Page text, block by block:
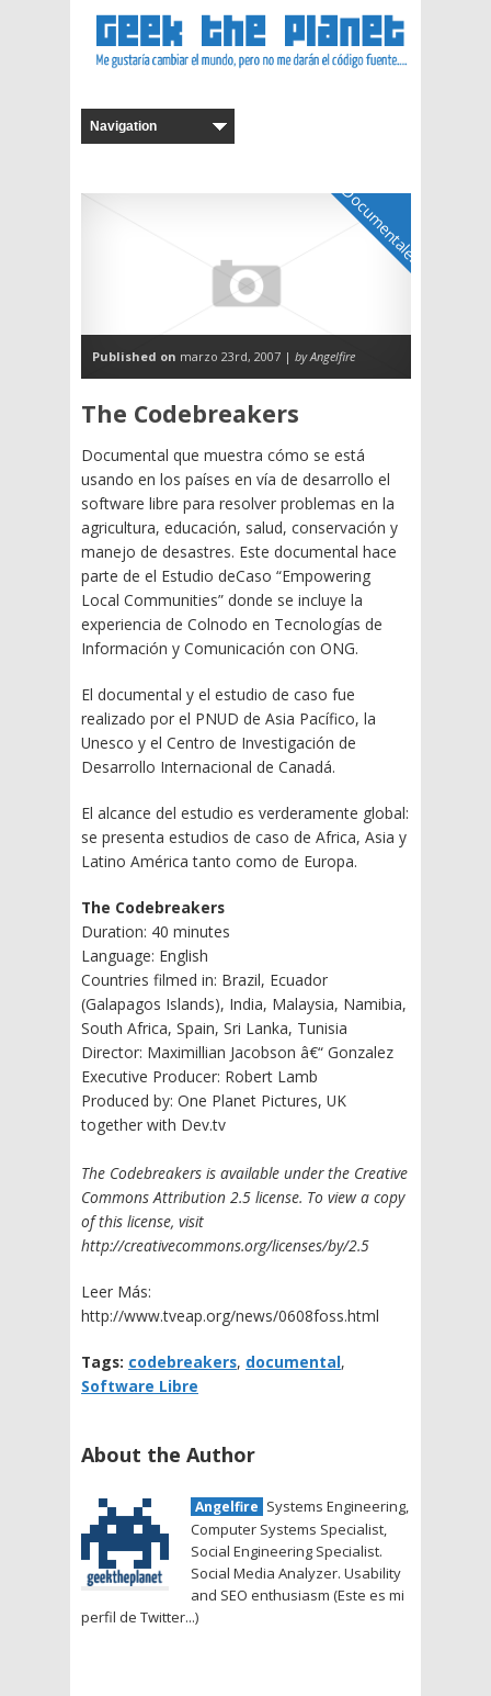
Documentales
Published on marzo 23rd, 2007 | by Angelfire
The Codebreakers
Documental que muestra cómo se está
usando en los paí­ses en ví­a de desarrollo el
software libre para resolver problemas en la
agricultura, educación, salud, conservación y
manejo de desastres. Este documental hace
parte de el Estudio deCaso “Empowering
Local Communities” donde se incluye la
experiencia de Colnodo en Tecnologí­as de
Información y Comunicación con ONG.
El documental y el estudio de caso fue
realizado por el PNUD de Asia Pací­fico, la
Unesco y el Centro de Investigación de
Desarrollo Internacional de Canadá.
El alcance del estudio es verderamente global:
se presenta estudios de caso de Africa, Asia y
Latino América tanto como de Europa.
The Codebreakers
Duration: 40 minutes
Language: English
Countries filmed in: Brazil, Ecuador
(Galapagos Islands), India, Malaysia, Namibia,
South Africa, Spain, Sri Lanka, Tunisia
Director: Maximillian Jacobson â€“ Gonzalez
Executive Producer: Robert Lamb
Produced by: One Planet Pictures, UK
together with Dev.tv
The Codebreakers is available under the Creative
Commons Attribution 2.5 license. To view a copy
of this license, visit
http://creativecommons.org/licenses/by/2.5
Leer Más:
http://www.tveap.org/news/0608foss.html
Tags: codebreakers, documental,
Software Libre
About the Author
Angelfire Systems Engineering,
Computer Systems Specialist,
Social Engineering Specialist.
Social Media Analyzer. Usability
and SEO enthusiasm (Este es mi
perfil de Twitter...)